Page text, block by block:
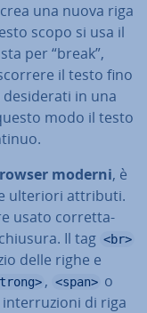
una nuova riga
scopo si usa il
per “break”,
il testo fino
in una
modo il testo
moderni, è
ulteriori attributi.
usato cor­ret­ta­
Il tag <br>
delle righe e
, <span> o
di riga